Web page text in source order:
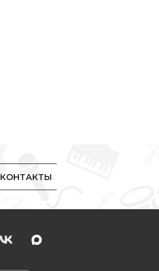
КОНТАКТЫ